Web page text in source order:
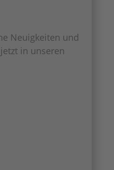
Neuigkeiten und
in unseren